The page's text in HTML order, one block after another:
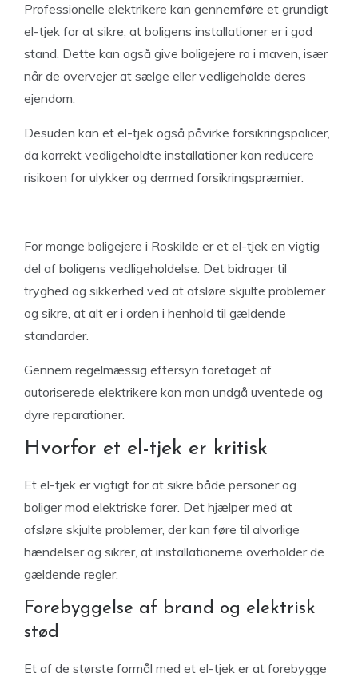
Professionelle elektrikere kan gennemføre et grundigt
el-tjek for at sikre, at boligens installationer er i god
stand. Dette kan også give boligejere ro i maven, især
når de overvejer at sælge eller vedligeholde deres
ejendom.
Desuden kan et el-tjek også påvirke forsikringspolicer,
da korrekt vedligeholdte installationer kan reducere
risikoen for ulykker og dermed forsikringspræmier.
For mange boligejere i Roskilde er et el-tjek en vigtig
del af boligens vedligeholdelse. Det bidrager til
tryghed og sikkerhed ved at afsløre skjulte problemer
og sikre, at alt er i orden i henhold til gældende
standarder.
Gennem regelmæssig eftersyn foretaget af
autoriserede elektrikere kan man undgå uventede og
dyre reparationer.
Hvorfor et el-tjek er kritisk
Et el-tjek er vigtigt for at sikre både personer og
boliger mod elektriske farer. Det hjælper med at
afsløre skjulte problemer, der kan føre til alvorlige
hændelser og sikrer, at installationerne overholder de
gældende regler.
Forebyggelse af brand og elektrisk
stød
Et af de største formål med et el-tjek er at forebygge